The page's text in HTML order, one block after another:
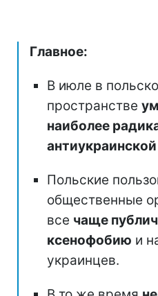
Главное:
В июле в
пространстве
наиболее
Польские
общественные
все чаще
ксенофобию и
украинцев.